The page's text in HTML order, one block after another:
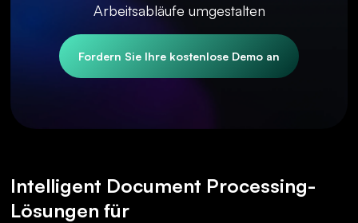
Arbeitsabläufe umgestalten
Fordern Sie Ihre kostenlose Demo an
Intelligent Document Processing-
Lösungen für